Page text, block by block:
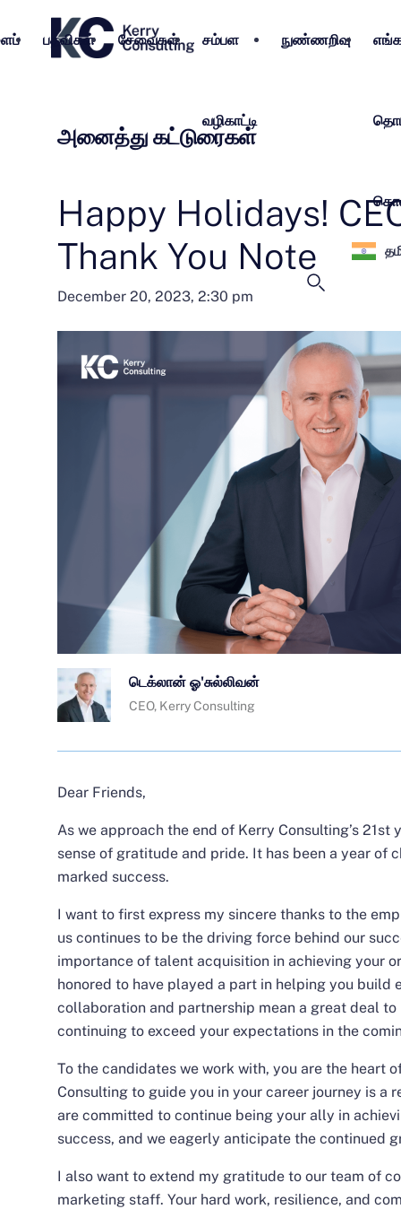
பதவிகள் சேவைகள் சம்பள
வழிகாட்டி
நுண்ணறிவு
அனைத்து கட்டுரைகள்
Happy Holidays!
Thank You Note
December 20, 2023, 2:30 pm
டெக்லான் ஓ'சுல்லிவன்
CEO, Kerry Consulting
Dear Friends,
As we approach the end of Kerry Consulting’s
sense of gratitude and pride. It has been a year of
marked success.
I want to first express my sincere thanks to the
us continues to be the driving force behind our
importance of talent acquisition in achieving your
honored to have played a part in helping you build
collaboration and partnership mean a great deal
continuing to exceed your expectations in the
To the candidates we work with, you are the heart
Consulting to guide you in your career journey is a
are committed to continue being your ally in
success, and we eagerly anticipate the continued
I also want to extend my gratitude to our team of
marketing staff. Your hard work, resilience, and